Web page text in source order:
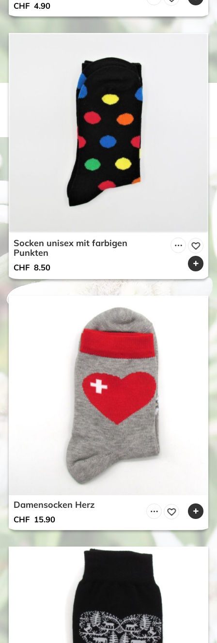
CHF 4.90
Socken unisex mit farbigen
Punkten
CHF 8.50
Damensocken Herz
CHF 15.90